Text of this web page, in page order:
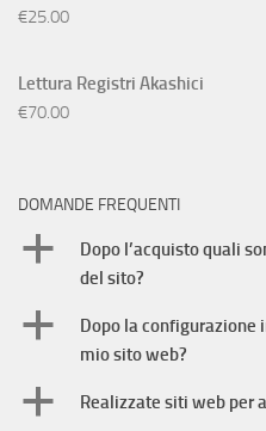
€25.00
Lettura Registri Akashici
€70.00
DOMANDE FREQUENTI
a
Dopo l’acquisto quali
del sito?
a
Dopo la
mio sito web?
a Realizzate siti web per